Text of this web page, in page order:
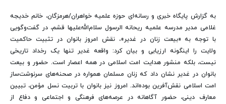
به گزارش پایگاه خبری و رسانه‌ای حوزه علمیه خواهران/هرمزگان، خانم خدیجه
غلامی مدیر مدرسه علمیه ریحانه الرسول سلام‌الله‌علیها قشم، در گفت‌وگویی
با توجه به «بیعت زنان در غدیر»، نقش امروز بانوان در تثبیت حاکمیت
ولایت را اینگونه ارزیابی و بیان کرد: واقعه غدیر تنها یک رخداد تاریخی
نیست، بلکه منشور هدایت امت اسلامی در همه اعصار است. حضور و بیعت
بانوان در غدیر نشان داد که زنان مسلمان همواره در صحنه‌های سرنوشت‌ساز
امت اسلامی نقش‌آفرین بوده‌اند. امروز نیز بانوان با تربیت نسل مؤمن، تبیین
معارف دینی، حضور آگاهانه در عرصه‌های فرهنگی و اجتماعی و دفاع از